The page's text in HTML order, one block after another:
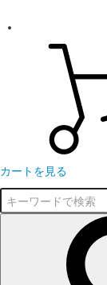
カートを見る